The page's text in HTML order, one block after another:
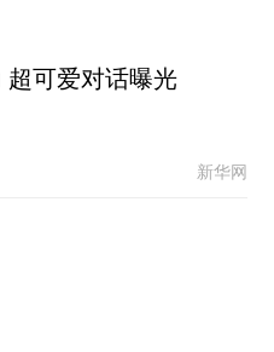
可爱对话曝光
新华网